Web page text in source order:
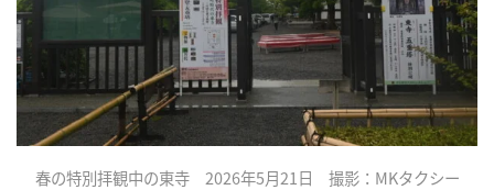
春の特別拝観中の東寺 2026年5月21日 撮影：MKタクシー